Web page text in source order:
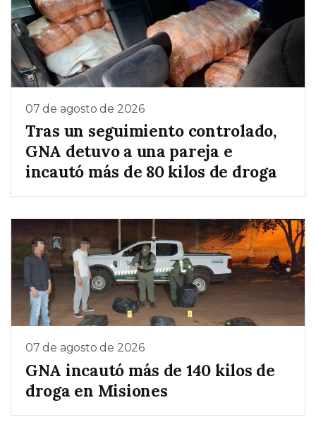
07 de agosto de 2026
Tras un seguimiento controlado,
GNA detuvo a una pareja e
incautó más de 80 kilos de droga
07 de agosto de 2026
GNA incautó más de 140 kilos de
droga en Misiones